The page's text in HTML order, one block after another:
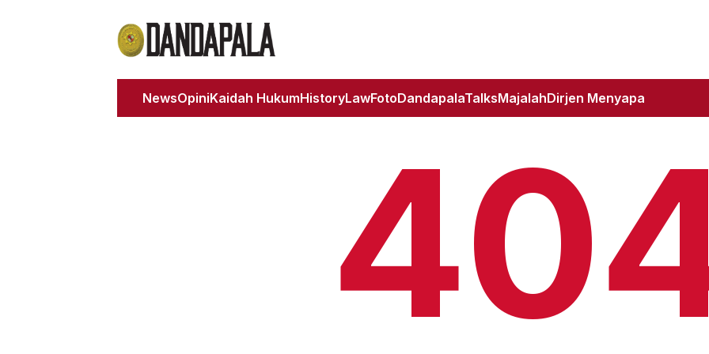
NewsOpiniKaidah HukumHistoryLawFotoDandapalaTalksMajalahDirjen Menyapa